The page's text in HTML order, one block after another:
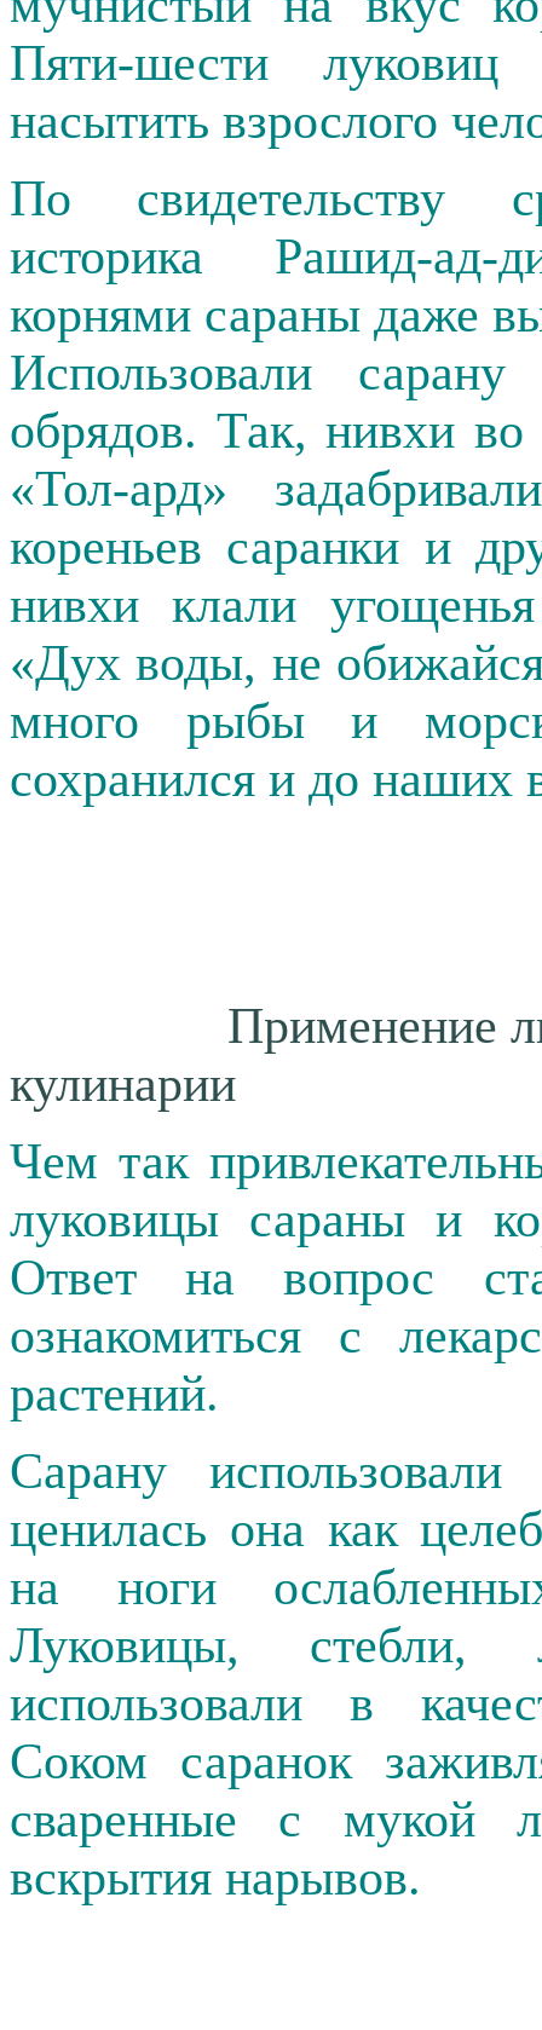
Пяти-шести
насытить взрослого
По свидетельству
историка Рашид-ад-
корнями сараны даже
Использовали
обрядов. Так, нивхи во
«Тол-ард»
кореньев саранки и
нивхи клали
«Дух воды, не
много рыбы и
сохранился и до наших
Применение
кулинарии
Чем так
луковицы сараны и
Ответ на вопрос
ознакомиться с
растений.
Сарану
ценилась она как
на ноги
Луковицы,
использовали в
Соком саранок
сваренные с мукой
вскрытия нарывов.